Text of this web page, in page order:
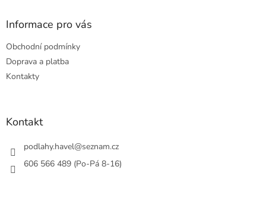
Informace pro vás
Obchodní podmínky
Doprava a platba
Kontakty
Kontakt
podlahy.havel@seznam.cz
606 566 489 (Po-Pá 8-16)